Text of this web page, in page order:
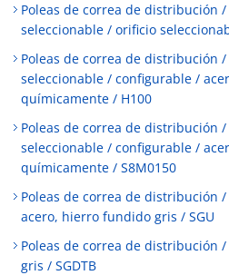
Poleas de correa de distribución
seleccionable / orificio
Poleas de correa de distribución
seleccionable / configurable /
químicamente / H100
Poleas de correa de distribución
seleccionable / configurable /
químicamente / S8M0150
Poleas de correa de distribución
acero, hierro fundido gris / SGU
Poleas de correa de distribución
gris / SGDTB